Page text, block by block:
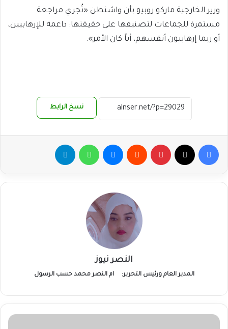
وزير الخارجية ماركو روبيو بأن واشنطن «تُجري مراجعة
مستمرة للجماعات لتصنيفها على حقيقتها: داعمة للإرهابيين،
أو ربما إرهابيون أنفسهم، أياً كان الأمر».
نسخ الرابط
فيسبوك بينتيريست ماسنجر واتساب
النصر نيوز
المدير العام ورئيس التحرير: ام النصر محمد حسب الرسول
السودان